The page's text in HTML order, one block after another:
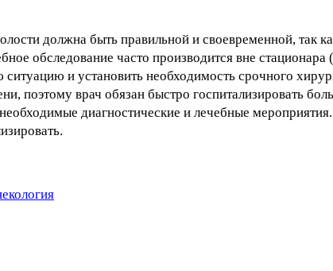
должна быть правильной и своевременной, так
обследование часто производится вне
и установить необходимость срочного
поэтому врач обязан быстро госпитализировать
диагностические и лечебные